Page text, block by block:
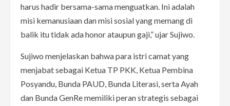
harus hadir bersama-sama menguatkan. Ini adalah
misi kemanusiaan dan misi sosial yang memang di
balik itu tidak ada honor ataupun gaji,” ujar Sujiwo.
Sujiwo menjelaskan bahwa para istri camat yang
menjabat sebagai Ketua TP PKK, Ketua Pembina
Posyandu, Bunda PAUD, Bunda Literasi, serta Ayah
dan Bunda GenRe memiliki peran strategis sebagai